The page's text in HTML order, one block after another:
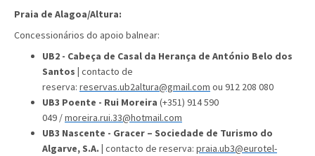
Praia de Alagoa/Altura:
Concessionários do apoio balnear:
UB2 - Cabeça de Casal da Herança de António Belo dos
Santos | contacto de
reserva: reservas.ub2altura@gmail.com ou 912 208 080
UB3 Poente - Rui Moreira (+351) 914 590
049 /moreira.rui.33@hotmail.com
UB3 Nascente - Gracer – Sociedade de Turismo do
Algarve, S.A. | contacto de reserva: praia.ub3@eurotel-